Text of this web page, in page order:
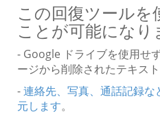
この回復ツールを
ことが可能になり
- Google ドライブを使用せ
ージから削除されたテキス
-連絡先、写真、通話記録
元します。